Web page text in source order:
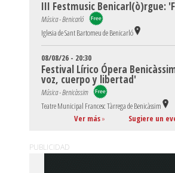
III Festmusic Benicarl(ò)rgue:
Música - Benicarló
Iglesia de Sant Bartomeu de Benicarló
08/08/26 - 20:30
Festival Lírico Ópera
voz, cuerpo y libertad'
Música - Benicàssim
Teatre Municipal Francesc Tàrrega de Benicàssim
Ver más» Sugiere un
PUBLICIDAD